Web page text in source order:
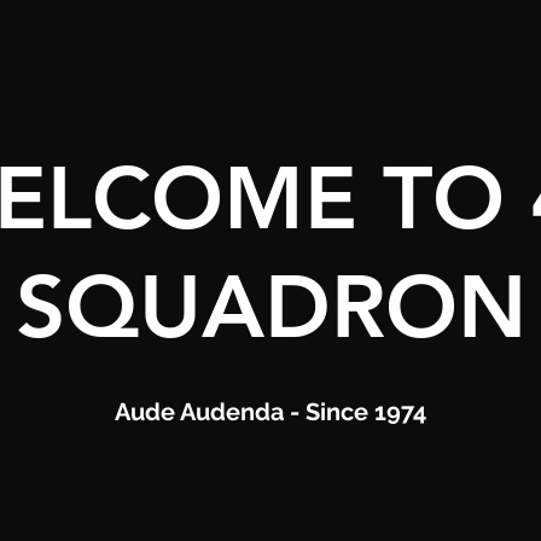
TO
SQUADRON
Aude Audenda - Since 1974